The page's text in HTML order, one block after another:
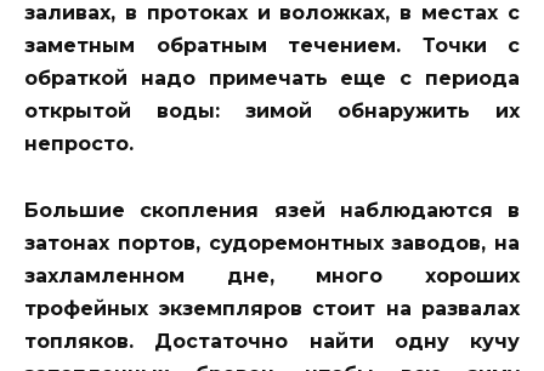
заливах, в протоках и воложках, в местах с
заметным обратным течением. Точки с
обраткой надо примечать еще с периода
открытой воды: зимой обнаружить их
непросто.
Большие скопления язей наблюдаются в
затонах портов, судоремонтных заводов, на
захламленном дне, много хороших
трофейных экземпляров стоит на развалах
топляков. Достаточно найти одну кучу